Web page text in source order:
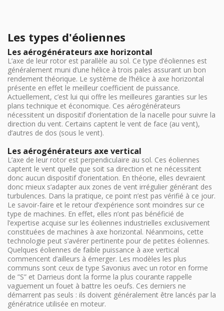
Les types d'éoliennes
Les aérogénérateurs axe horizontal
L’axe de leur rotor est parallèle au sol. Ce type d’éoliennes est
généralement muni d’une hélice à trois pales assurant un bon
rendement théorique. Le système de l’hélice à axe horizontal
présente en effet le meilleur coefficient de puissance.
Actuellement, c’est lui qui offre les meilleures garanties sur les
plans technique et économique. Ces aérogénérateurs
nécessitent un dispositif d’orientation de la nacelle pour suivre la
direction du vent. Certains captent le vent de face (au vent),
d’autres de dos (sous le vent).
Les aérogénérateurs axe vertical
L’axe de leur rotor est perpendiculaire au sol. Ces éoliennes
captent le vent quelle que soit sa direction et ne nécessitent
donc aucun dispositif d’orientation. En théorie, elles devraient
donc mieux s’adapter aux zones de vent irrégulier générant des
turbulences. Dans la pratique, ce point n’est pas vérifié à ce jour.
Le savoir-faire et le retour d’expérience sont moindres sur ce
type de machines. En effet, elles n’ont pas bénéficié de
l’expertise acquise sur les éoliennes industrielles exclusivement
constituées de machines à axe horizontal. Néanmoins, cette
technologie peut s’avérer pertinente pour de petites éoliennes.
Quelques éoliennes de faible puissance à axe vertical
commencent d’ailleurs à émerger. Les modèles les plus
communs sont ceux de type Savonius avec un rotor en forme
de ”S” et Darrieus dont la forme la plus courante rappelle
vaguement un fouet à battre les oeufs. Ces derniers ne
démarrent pas seuls : ils doivent généralement être lancés par la
génératrice utilisée en moteur.